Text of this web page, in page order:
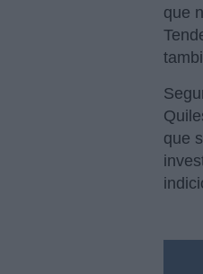
que
que